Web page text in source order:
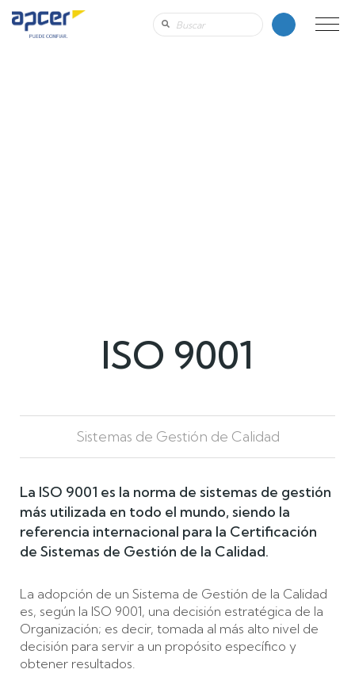
ISO 9001
Sistemas de Gestión de Calidad
La ISO 9001 es la norma de sistemas de gestión
más utilizada en todo el mundo, siendo la
referencia internacional para la Certificación
de Sistemas de Gestión de la Calidad.
La adopción de un Sistema de Gestión de la Calidad
es, según la ISO 9001, una decisión estratégica de la
Organización; es decir, tomada al más alto nivel de
decisión para servir a un propósito específico y
obtener resultados.